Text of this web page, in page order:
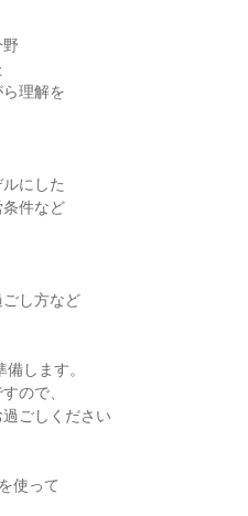
野
理解を
にした
件など
し方など
します。
ので、
ごしください
使って